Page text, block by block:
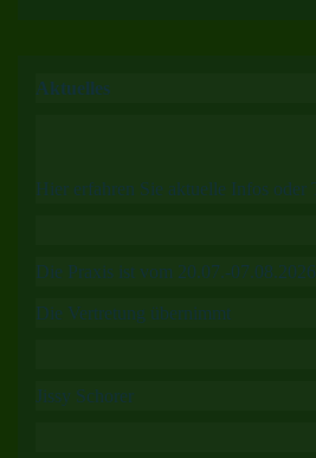
Aktuelles
Hier erfahren Sie aktuelle Infos oder
Die Praxis ist vom 20.07.-
Die Vertretung übernimmt
Jissy Schorer